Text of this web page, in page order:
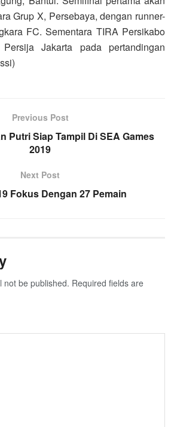
Grup X, Persebaya, dengan runner-
FC. Sementara TIRA Persikabo
Jakarta pada pertandingan
Previous Post
Putri Siap Tampil Di SEA Games
2019
Next Post
Fokus Dengan 27 Pemain
not be published. Required fields are